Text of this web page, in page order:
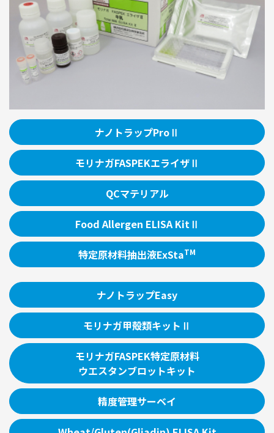
ナノトラップProⅡ
モリナガFASPEKエライザⅡ
QCマテリアル
Food Allergen ELISA KitⅡ
特定原材料抽出液ExStaTM
ナノトラップEasy
モリナガ甲殻類キットⅡ
モリナガFASPEK特定原材料
ウエスタンブロットキット
精度管理サーベイ